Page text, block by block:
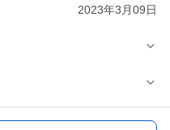
2023年3月09日